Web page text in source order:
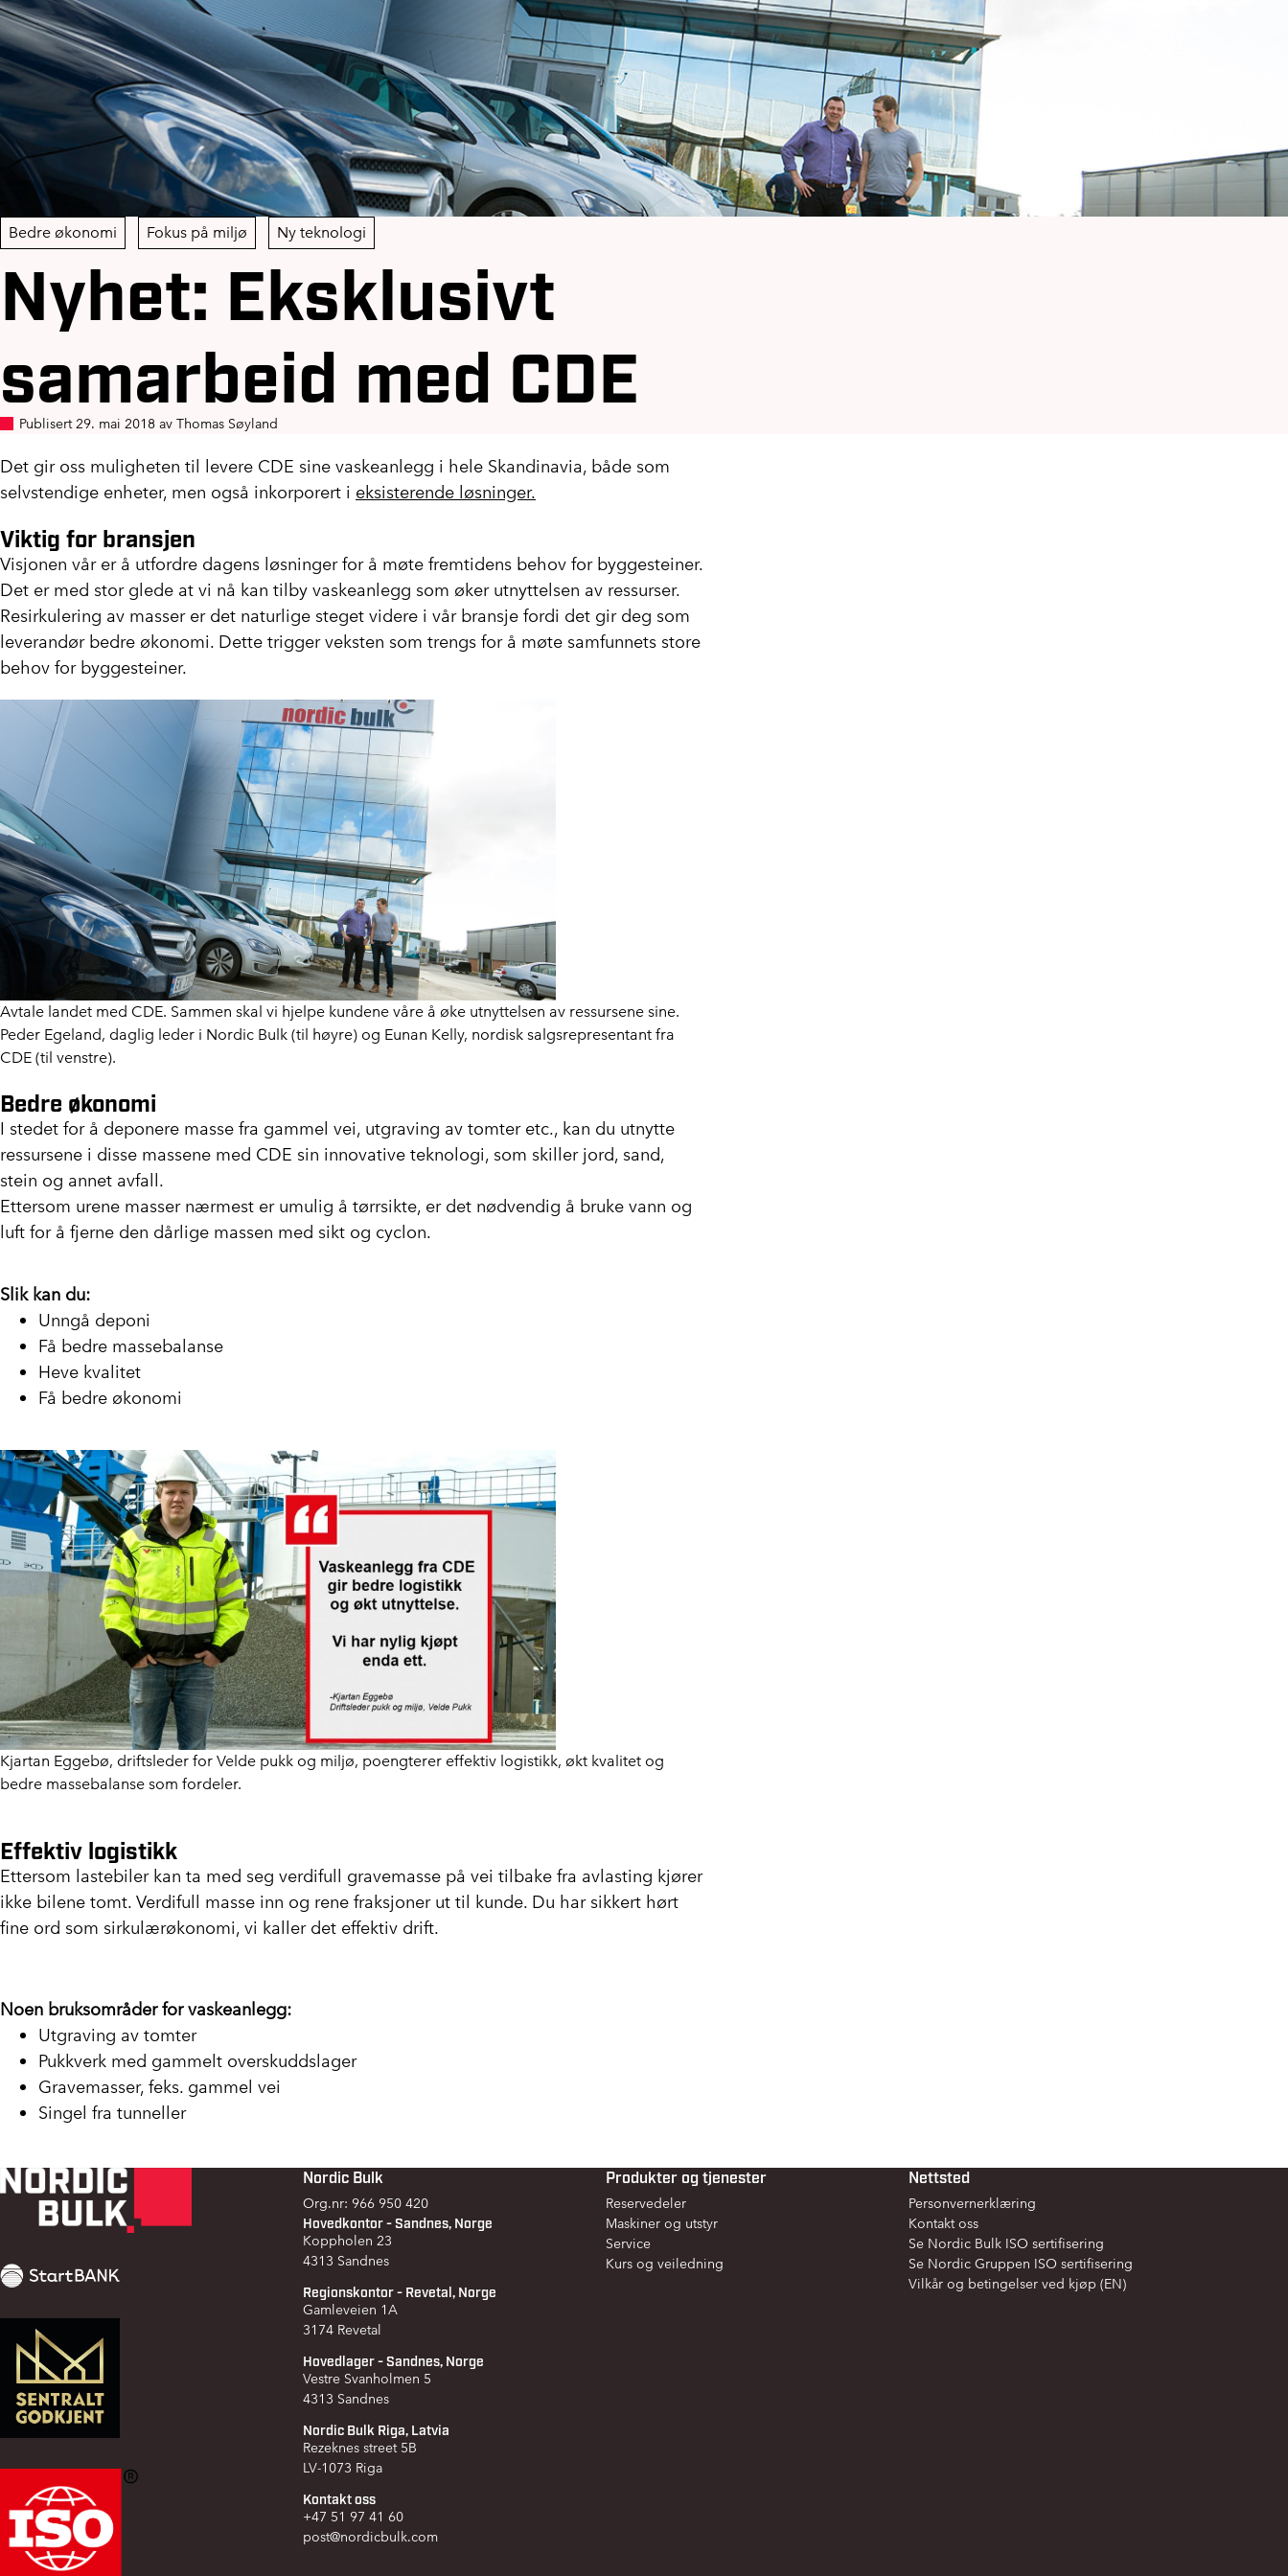
Bedre økonomi Fokus på miljø Ny teknologi
Nyhet: Eksklusivt
samarbeid med CDE
Publisert 29. mai 2018 av Thomas Søyland
Det gir oss muligheten til levere CDE sine vaskeanlegg i hele Skandinavia, både som
selvstendige enheter, men også inkorporert i eksisterende løsninger.
Viktig for bransjen
Visjonen vår er å utfordre dagens løsninger for å møte fremtidens behov for byggesteiner.
Det er med stor glede at vi nå kan tilby vaskeanlegg som øker utnyttelsen av ressurser.
Resirkulering av masser er det naturlige steget videre i vår bransje fordi det gir deg som
leverandør bedre økonomi. Dette trigger veksten som trengs for å møte samfunnets store
behov for byggesteiner.
Avtale landet med CDE. Sammen skal vi hjelpe kundene våre å øke utnyttelsen av ressursene sine.
Peder Egeland, daglig leder i Nordic Bulk (til høyre) og Eunan Kelly, nordisk salgsrepresentant fra
CDE (til venstre).
Bedre økonomi
I stedet for å deponere masse fra gammel vei, utgraving av tomter etc., kan du utnytte
ressursene i disse massene med CDE sin innovative teknologi, som skiller jord, sand,
stein og annet avfall.
Ettersom urene masser nærmest er umulig å tørrsikte, er det nødvendig å bruke vann og
luft for å fjerne den dårlige massen med sikt og cyclon.
Slik kan du:
Unngå deponi
Få bedre massebalanse
Heve kvalitet
Få bedre økonomi
Kjartan Eggebø, driftsleder for Velde pukk og miljø, poengterer effektiv logistikk, økt kvalitet og
bedre massebalanse som fordeler.
Effektiv logistikk
Ettersom lastebiler kan ta med seg verdifull gravemasse på vei tilbake fra avlasting kjører
ikke bilene tomt. Verdifull masse inn og rene fraksjoner ut til kunde. Du har sikkert hørt
fine ord som sirkulærøkonomi, vi kaller det effektiv drift.
Noen bruksområder for vaskeanlegg:
Utgraving av tomter
Pukkverk med gammelt overskuddslager
Gravemasser, feks. gammel vei
Singel fra tunneller
Footer Nordic Bulk
Org.nr: 966 950 420
Hovedkontor - Sandnes, Norge
Koppholen 23
4313 Sandnes
Regionskontor - Revetal, Norge
Gamleveien 1A
3174 Revetal
Hovedlager - Sandnes, Norge
Vestre Svanholmen 5
4313 Sandnes
Nordic Bulk Riga, Latvia
Rezeknes street 5B
LV-1073 Riga
Kontakt oss
+47 51 97 41 60
post@nordicbulk.com
Produkter og tjenester
Reservedeler
Maskiner og utstyr
Service
Kurs og veiledning
Nettsted
Personvernerklæring
Kontakt oss
Se Nordic Bulk ISO sertifisering
Se Nordic Gruppen ISO sertifisering
Vilkår og betingelser ved kjøp (EN)